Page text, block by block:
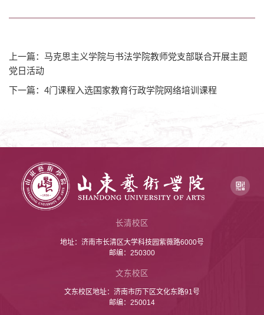
上一篇：马克思主义学院与书法学院教师党支部联合开展主题
党日活动
下一篇：4门课程入选国家教育行政学院网络培训课程
长清校区
地址：济南市长清区大学科技园紫薇路6000号
邮编：250300
文东校区
文东校区地址：济南市历下区文化东路91号
邮编：250014